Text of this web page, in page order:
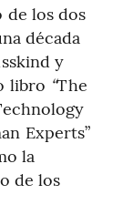
de los dos
década
y
libro “The
Experts”
la
de los